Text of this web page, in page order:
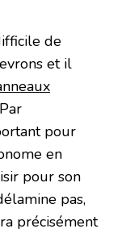
de
et il
pour
en
pour son
pas,
précisément